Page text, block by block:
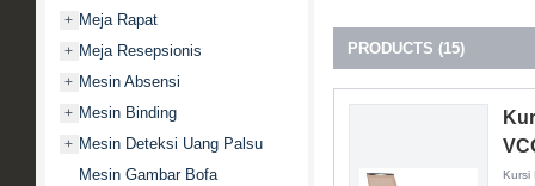
+ Meja Rapat
+ Meja Resepsionis
+ Mesin Absensi
+ Mesin Binding
+ Mesin Deteksi Uang Palsu
Mesin Gambar Bofa
PRODUCTS (15)
Kursi